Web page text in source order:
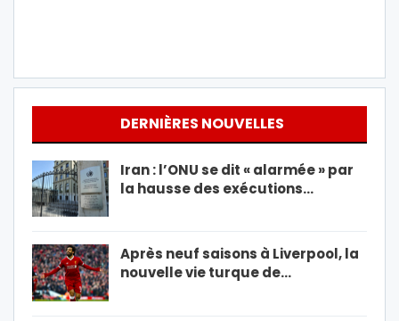
DERNIÈRES NOUVELLES
Iran : l’ONU se dit « alarmée » par
la hausse des exécutions…
Après neuf saisons à Liverpool, la
nouvelle vie turque de…